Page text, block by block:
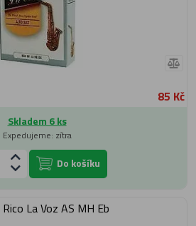
85 Kč
Skladem 6 ks
Expedujeme: zítra
Do košíku
La Voz AS MH Eb